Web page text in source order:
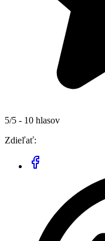
5/5 - 10 hlasov
Zdieľať: